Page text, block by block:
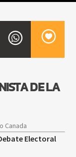
DE LA
Canada
Electoral